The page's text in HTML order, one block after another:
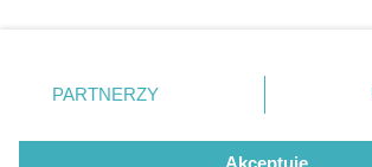
Gliwice
prywatności znajdujący się w lewym
. Niektóre rodzaje przetwarzania
zgody użytkownika, ale masz prawo
takiemu przetwarzaniu. Preferencje będą
PARTNERZY
Akceptuję